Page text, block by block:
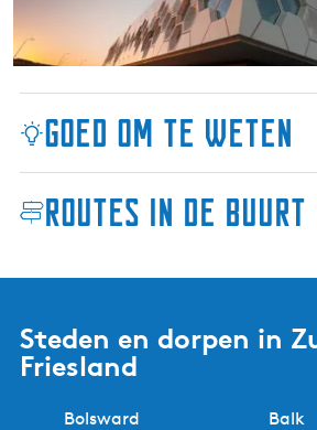
b
a
u
t
d
k
W
d
n
C
Goed om te weten
Routes in de buurt
Steden en dorpen in
Friesland
Bolsward
Balk